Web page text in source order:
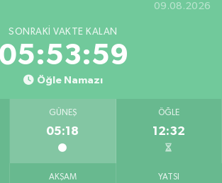
09.08.2026
SONRAKI VAKTE KALAN
05:53:58
Öğle Namazı
GÜNEŞ
05:18
ÖĞLE
12:32
AKŞAM YATSI